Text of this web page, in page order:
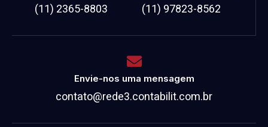
(11) 2365-8803 (11) 97823-8562
Envie-nos uma mensagem
contato@rede3.contabilit.com.br